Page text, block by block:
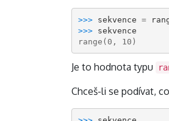
>>> sekvence =
>>> sekvence
range(0, 10)
Je to hodnota typu
Chceš-li se podívat,